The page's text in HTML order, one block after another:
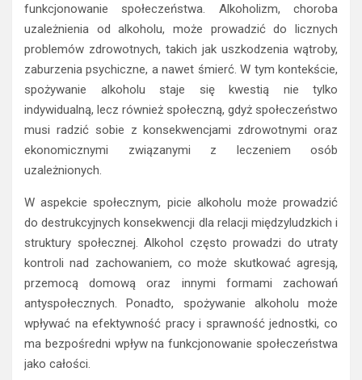
funkcjonowanie społeczeństwa. Alkoholizm, choroba
uzależnienia od alkoholu, może prowadzić do licznych
problemów zdrowotnych, takich jak uszkodzenia wątroby,
zaburzenia psychiczne, a nawet śmierć. W tym kontekście,
spożywanie alkoholu staje się kwestią nie tylko
indywidualną, lecz również społeczną, gdyż społeczeństwo
musi radzić sobie z konsekwencjami zdrowotnymi oraz
ekonomicznymi związanymi z leczeniem osób
uzależnionych.
W aspekcie społecznym, picie alkoholu może prowadzić
do destrukcyjnych konsekwencji dla relacji międzyludzkich i
struktury społecznej. Alkohol często prowadzi do utraty
kontroli nad zachowaniem, co może skutkować agresją,
przemocą domową oraz innymi formami zachowań
antyspołecznych. Ponadto, spożywanie alkoholu może
wpływać na efektywność pracy i sprawność jednostki, co
ma bezpośredni wpływ na funkcjonowanie społeczeństwa
jako całości.